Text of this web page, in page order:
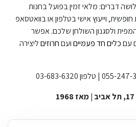
דברים: מלאי זמין בפועל בחנות
וייעוץ אישי בטלפון או בוואטסאפ
ולסגנון השולחן שלכם. אפשר
עםכלים חד פעמייםועםחרוזיםליצירה